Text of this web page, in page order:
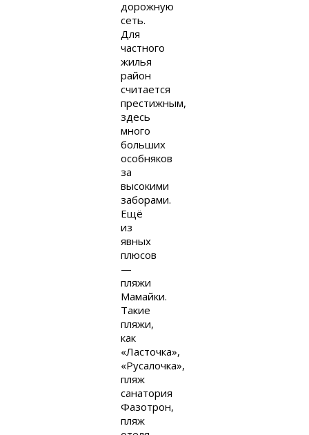
дорожную
сеть.
Для
частного
жилья
район
считается
престижным,
здесь
много
больших
особняков
за
высокими
заборами.
Ещё
из
явных
плюсов
—
пляжи
Мамайки.
Такие
пляжи,
как
«Ласточка»,
«Русалочка»,
пляж
санатория
Фазотрон,
пляж